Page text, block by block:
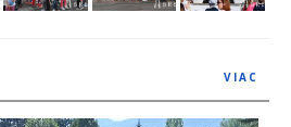
VIAC